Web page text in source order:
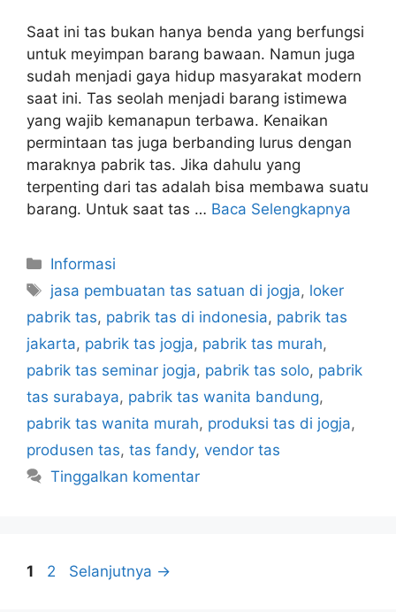
Saat ini tas bukan hanya benda yang berfungsi
untuk meyimpan barang bawaan. Namun juga
sudah menjadi gaya hidup masyarakat modern
saat ini. Tas seolah menjadi barang istimewa
yang wajib kemanapun terbawa. Kenaikan
permintaan tas juga berbanding lurus dengan
maraknya pabrik tas. Jika dahulu yang
terpenting dari tas adalah bisa membawa suatu
barang. Untuk saat tas … Baca Selengkapnya
Kategori
Informasi
Tag
jasa pembuatan tas satuan di jogja, loker
pabrik tas, pabrik tas di indonesia, pabrik tas
jakarta, pabrik tas jogja, pabrik tas murah,
pabrik tas seminar jogja, pabrik tas solo, pabrik
tas surabaya, pabrik tas wanita bandung,
pabrik tas wanita murah, produksi tas di jogja,
produsen tas, tas fandy, vendor tas
Tinggalkan komentar
Halaman
1 Halaman
2 Selanjutnya →